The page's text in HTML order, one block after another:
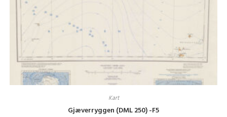
Kart
Gjæverryggen (DML 250) -F5